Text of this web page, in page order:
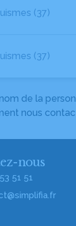
(37)
(37)
de la
nous
nous
51 51